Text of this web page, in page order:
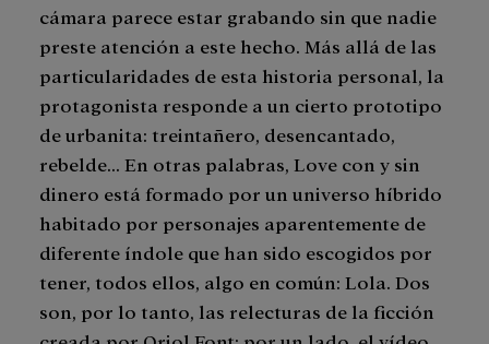
cámara parece estar grabando sin que nadie
preste atención a este hecho. Más allá de las
particularidades de esta historia personal, la
protagonista responde a un cierto prototipo
de urbanita: treintañero, desencantado,
rebelde... En otras palabras, Love con y sin
dinero está formado por un universo híbrido
habitado por personajes aparentemente de
diferente índole que han sido escogidos por
tener, todos ellos, algo en común: Lola. Dos
son, por lo tanto, las relecturas de la ficción